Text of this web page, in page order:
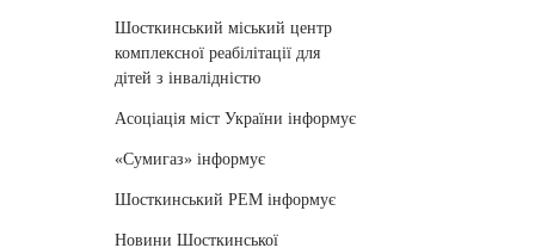
Шосткинський міський центр
комплексної реабілітації для
дітей з інвалідністю
Асоціація міст України інформує
«Сумигаз» інформує
Шосткинський РЕМ інформує
Новини Шосткинської